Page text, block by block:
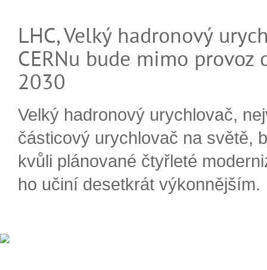
LHC, Velký hadronový
CERNu bude mimo provoz
2030
Velký hadronový urychlovač,
částicový urychlovač na světě,
kvůli plánované čtyřleté
ho učiní desetkrát výkonnějším.